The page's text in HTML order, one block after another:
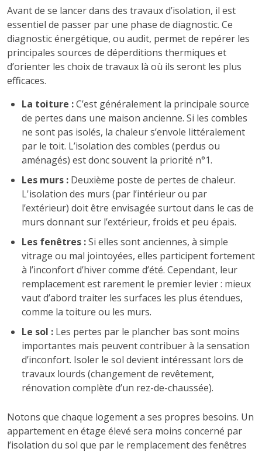
Avant de se lancer dans des travaux d’isolation, il est
essentiel de passer par une phase de diagnostic. Ce
diagnostic énergétique, ou audit, permet de repérer les
principales sources de déperditions thermiques et
d’orienter les choix de travaux là où ils seront les plus
efficaces.
La toiture :C’est généralement la principale source
de pertes dans une maison ancienne. Si les combles
ne sont pas isolés, la chaleur s’envole littéralement
par le toit. L’isolation des combles (perdus ou
aménagés) est donc souvent la priorité n°1.
Les murs : Deuxième poste de pertes de chaleur.
L'isolation des murs (par l’intérieur ou par
l’extérieur) doit être envisagée surtout dans le cas de
murs donnant sur l’extérieur, froids et peu épais.
Les fenêtres :Si elles sont anciennes, à simple
vitrage ou mal jointoyées, elles participent fortement
à l’inconfort d’hiver comme d’été. Cependant, leur
remplacement est rarement le premier levier : mieux
vaut d’abord traiter les surfaces les plus étendues,
comme la toiture ou les murs.
Le sol : Les pertes par le plancher bas sont moins
importantes mais peuvent contribuer à la sensation
d’inconfort. Isoler le sol devient intéressant lors de
travaux lourds (changement de revêtement,
rénovation complète d’un rez-de-chaussée).
Notons que chaque logement a ses propres besoins. Un
appartement en étage élevé sera moins concerné par
l’isolation du sol que par le remplacement des fenêtres